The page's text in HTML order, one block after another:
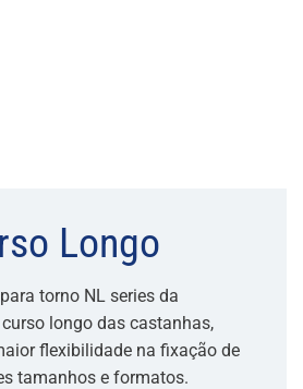
Longo
torno NL series da
longo das castanhas,
flexibilidade na fixação de
tamanhos e formatos.